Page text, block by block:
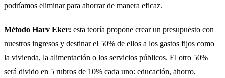
podríamos eliminar para ahorrar de manera eficaz.
Método Harv Eker: esta teoría propone crear un presupuesto con
nuestros ingresos y destinar el 50% de ellos a los gastos fijos como
la vivienda, la alimentación o los servicios públicos. El otro 50%
será divido en 5 rubros de 10% cada uno: educación, ahorro,